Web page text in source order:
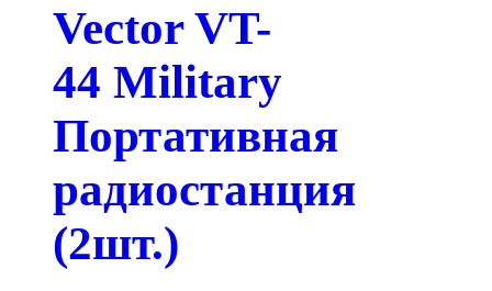
Vector VT-
44 Military
Портативная
радиостанция
(2шт.)